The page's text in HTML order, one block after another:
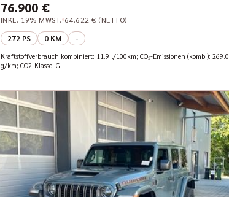
76.900 €
INKL. 19% MWST. 64.622 € (NETTO)
272 PS
0 KM -
Kraftstoffverbrauch kombiniert: 11.9 l/100km; CO₂-Emissionen (komb.): 269.0
g/km; CO2-Klasse: G